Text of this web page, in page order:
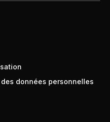
données personnelles